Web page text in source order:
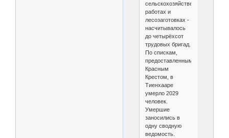
сельскохозяйственных
работах и
лесозаготовках -
насчитывалось
до четырёхсот
трудовых бригад.
По спискам,
предоставленным
Красным
Крестом, в
Тиенхааре
умерло 2029
человек.
Умершие
заносились в
одну сводную
ведомость.